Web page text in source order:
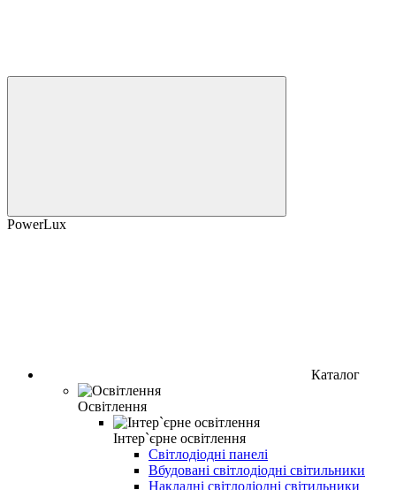
PowerLux
Каталог
Освітлення
Інтер`єрне освітлення
Світлодіодні панелі
Вбудовані світлодіодні світильники
Накладні світлодіодні світильники